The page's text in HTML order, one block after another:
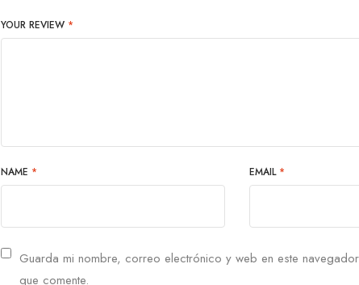
YOUR REVIEW *
NAME * EMAIL *
Guarda mi nombre, correo electrónico y web en este
que comente.